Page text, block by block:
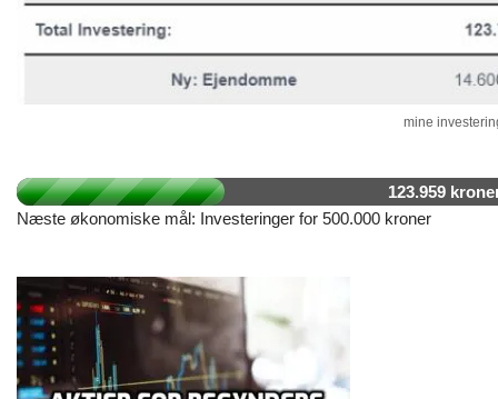
mine
123.959
Næste økonomiske mål: Investeringer for 500.000 kroner